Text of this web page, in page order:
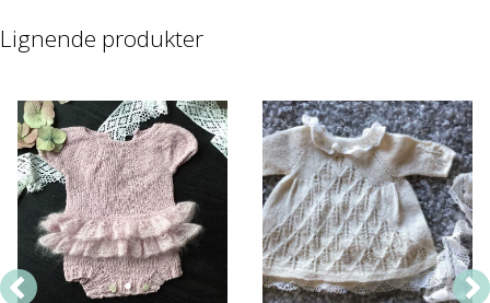
Lignende produkter